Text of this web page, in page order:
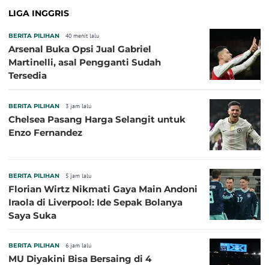
LIGA INGGRIS
BERITA PILIHAN 40 menit lalu
Arsenal Buka Opsi Jual Gabriel
Martinelli, asal Pengganti Sudah
Tersedia
BERITA PILIHAN 3 jam lalu
Chelsea Pasang Harga Selangit untuk
Enzo Fernandez
BERITA PILIHAN 5 jam lalu
Florian Wirtz Nikmati Gaya Main Andoni
Iraola di Liverpool: Ide Sepak Bolanya
Saya Suka
BERITA PILIHAN 6 jam lalu
MU Diyakini Bisa Bersaing di 4